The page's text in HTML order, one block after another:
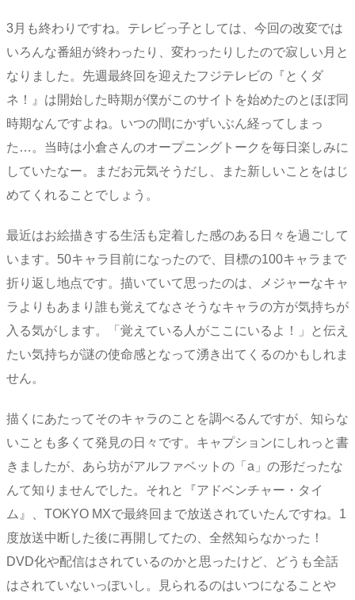
3月も終わりですね。テレビっ子としては、今回の改変では
いろんな番組が終わったり、変わったりしたので寂しい月と
なりました。先週最終回を迎えたフジテレビの『とくダ
ネ！』は開始した時期が僕がこのサイトを始めたのとほぼ同
時期なんですよね。いつの間にかずいぶん経ってしまっ
た…。当時は小倉さんのオープニングトークを毎日楽しみに
していたなー。まだお元気そうだし、また新しいことをはじ
めてくれることでしょう。
最近はお絵描きする生活も定着した感のある日々を過ごして
います。50キャラ目前になったので、目標の100キャラまで
折り返し地点です。描いていて思ったのは、メジャーなキャ
ラよりもあまり誰も覚えてなさそうなキャラの方が気持ちが
入る気がします。「覚えている人がここにいるよ！」と伝え
たい気持ちが謎の使命感となって湧き出てくるのかもしれま
せん。
描くにあたってそのキャラのことを調べるんですが、知らな
いことも多くて発見の日々です。キャプションにしれっと書
きましたが、あら坊がアルファベットの「a」の形だったな
んて知りませんでした。それと『アドベンチャー・タイ
ム』、TOKYO MXで最終回まで放送されていたんですね。1
度放送中断した後に再開してたの、全然知らなかった！
DVD化や配信はされているのかと思ったけど、どうも全話
はされていないっぽいし。見られるのはいつになることや